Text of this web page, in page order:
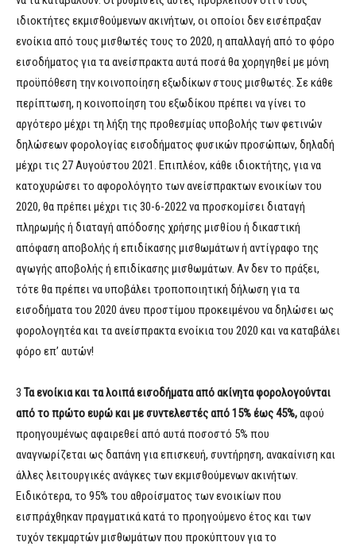
ιδιοκτήτες εκμισθούμενων ακινήτων, οι οποίοι δεν εισέπραξαν
ενοίκια από τους μισθωτές τους το 2020, η απαλλαγή από το φόρο
εισοδήματος για τα ανείσπρακτα αυτά ποσά θα χορηγηθεί με μόνη
προϋπόθεση την κοινοποίηση εξωδίκων στους μισθωτές. Σε κάθε
περίπτωση, η κοινοποίηση του εξωδίκου πρέπει να γίνει το
αργότερο μέχρι τη λήξη της προθεσμίας υποβολής των φετινών
δηλώσεων φορολογίας εισοδήματος φυσικών προσώπων, δηλαδή
μέχρι τις 27 Αυγούστου 2021. Επιπλέον, κάθε ιδιοκτήτης, για να
κατοχυρώσει το αφορολόγητο των ανείσπρακτων ενοικίων του
2020, θα πρέπει μέχρι τις 30-6-2022 να προσκομίσει διαταγή
πληρωμής ή διαταγή απόδοσης χρήσης μισθίου ή δικαστική
απόφαση αποβολής ή επιδίκασης μισθωμάτων ή αντίγραφο της
αγωγής αποβολής ή επιδίκασης μισθωμάτων. Αν δεν το πράξει,
τότε θα πρέπει να υποβάλει τροποποιητική δήλωση για τα
εισοδήματα του 2020 άνευ προστίμου προκειμένου να δηλώσει ως
φορολογητέα και τα ανείσπρακτα ενοίκια του 2020 και να καταβάλει
φόρο επ’ αυτών!
3 Τα ενοίκια και τα λοιπά εισοδήματα από ακίνηταφορολογούνται
από το πρώτο ευρώ και με συντελεστές από 15% έως 45%,αφού
προηγουμένως αφαιρεθεί από αυτά ποσοστό 5% που
αναγνωρίζεται ως δαπάνη για επισκευή, συντήρηση, ανακαίνιση και
άλλες λειτουργικές ανάγκες των εκμισθούμενων ακινήτων.
Ειδικότερα, το 95% του αθροίσματος των ενοικίων που
εισπράχθηκαν πραγματικά κατά το προηγούμενο έτος και των
τυχόν τεκμαρτών μισθωμάτων που προκύπτουν για το